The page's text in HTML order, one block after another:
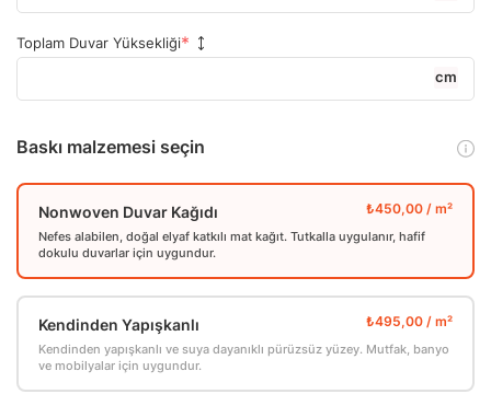
Toplam Duvar Yüksekliği
cm
Baskı malzemesi seçin
Nonwoven Duvar Kağıdı
Nefes alabilen, doğal elyaf katkılı mat kağıt. Tutkalla uygulanır, hafif
dokulu duvarlar için uygundur.
Kendinden Yapışkanlı
Kendinden yapışkanlı ve suya dayanıklı pürüzsüz yüzey. Mutfak, banyo
ve mobilyalar için uygundur.